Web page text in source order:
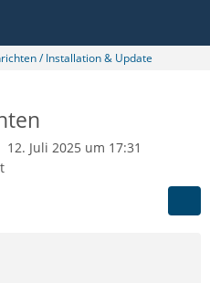
/ Installation & Update
12. Juli 2025 um 17:31